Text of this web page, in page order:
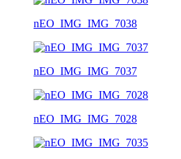
nEO_IMG_IMG_7038
nEO_IMG_IMG_7037
nEO_IMG_IMG_7028